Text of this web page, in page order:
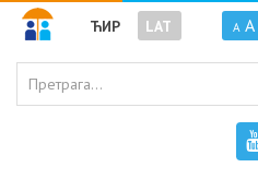
ЋИР LAT A A